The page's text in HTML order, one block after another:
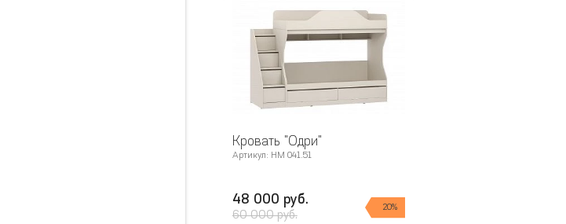
Кровать "Одри"
Артикул: НМ 041.51
48 000 руб.
60 000 руб.
20%